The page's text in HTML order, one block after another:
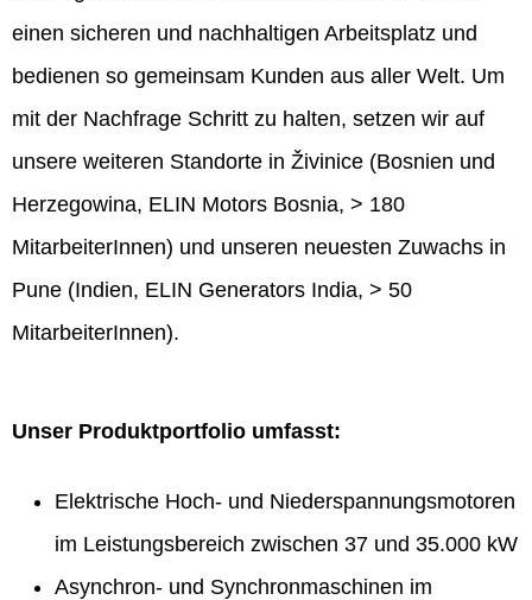
einen sicheren und nachhaltigen Arbeitsplatz und
bedienen so gemeinsam Kunden aus aller Welt. Um
mit der Nachfrage Schritt zu halten, setzen wir auf
unsere weiteren Standorte in Živinice (Bosnien und
Herzegowina, ELIN Motors Bosnia, > 180
MitarbeiterInnen) und unseren neuesten Zuwachs in
Pune (Indien, ELIN Generators India, > 50
MitarbeiterInnen).
Unser Produktportfolio umfasst:
Elektrische Hoch- und Niederspannungsmotoren
im Leistungsbereich zwischen 37 und 35.000 kW
Asynchron- und Synchronmaschinen im